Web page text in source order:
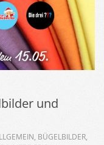
und
, BÜGELBILDER,